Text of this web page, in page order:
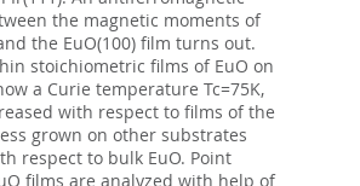
the magnetic moments of
the EuO(100) film turns out.
stoichiometric films of EuO on
a Curie temperature Tc=75K,
with respect to films of the
grown on other substrates
respect to bulk EuO. Point
films are analyzed with help of